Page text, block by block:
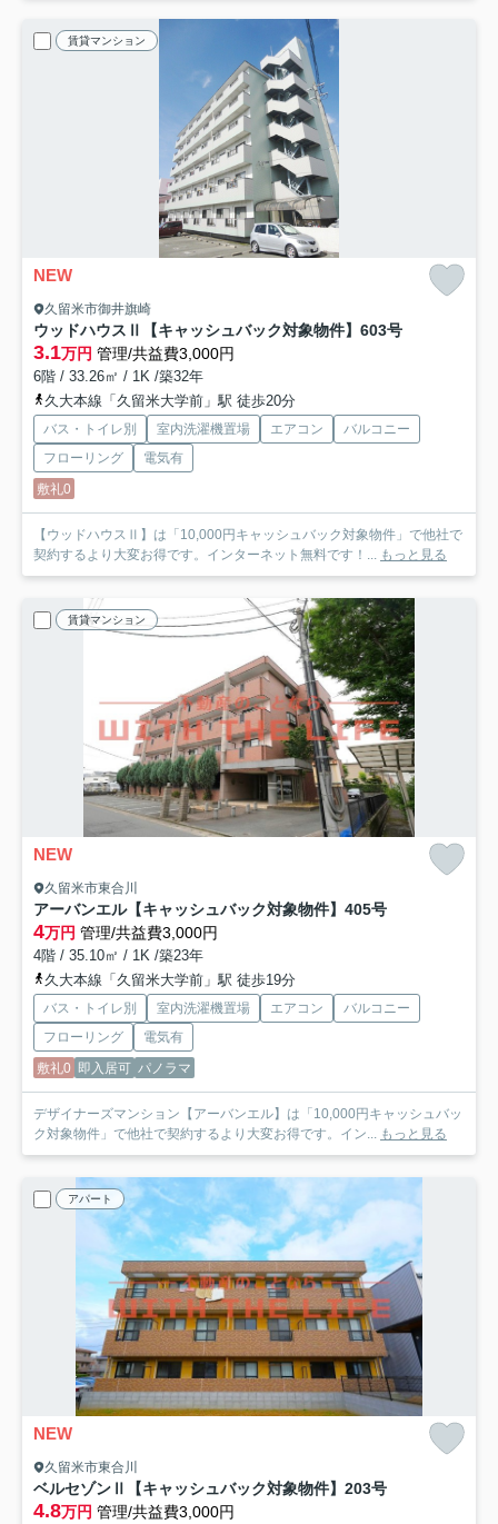
賃貸マンション
NEW
久留米市御井旗崎
ウッドハウスⅡ【キャッシュバック対象物件】 603号
3.1万円 管理/共益費3,000円
6階 / 33.26㎡ / 1K /築32年
久大本線「久留米大学前」駅 徒歩20分
バス・トイレ別 室内洗濯機置場 エアコン
バルコニー
フローリング
電気有
敷礼0
【ウッドハウスⅡ】は「10,000円キャッシュバック対象物件」で他社で
契約するより大変お得です。インターネット無料です！... もっと見る
賃貸マンション
NEW
久留米市東合川
アーバンエル【キャッシュバック対象物件】 405号
4万円 管理/共益費3,000円
4階 / 35.10㎡ / 1K /築23年
久大本線「久留米大学前」駅 徒歩19分
バス・トイレ別 室内洗濯機置場 エアコン
バルコニー
フローリング
電気有
敷礼0 即入居可 パノラマ
デザイナーズマンション【アーバンエル】は「10,000円キャッシュバッ
ク対象物件」で他社で契約するより大変お得です。イン... もっと見る
アパート
NEW
久留米市東合川
ベルセゾンⅡ【キャッシュバック対象物件】 203号
4.8万円 管理/共益費3,000円